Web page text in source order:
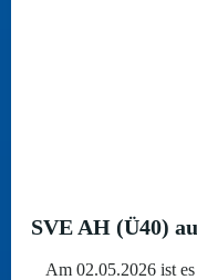
SVE AH (Ü40)
Am 02.05.2026 ist